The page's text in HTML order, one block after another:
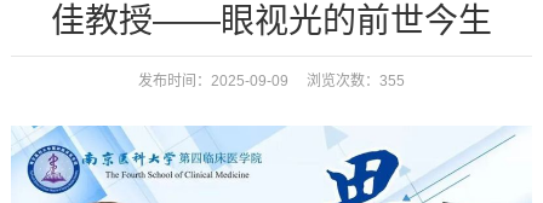
佳教授——眼视光的前世今生
发布时间：2025-09-09 浏览次数： 355